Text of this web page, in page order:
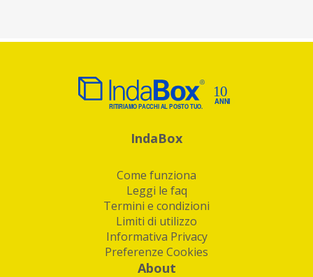
IndaBox
Come funziona
Leggi le faq
Termini e condizioni
Limiti di utilizzo
Informativa Privacy
Preferenze Cookies
About